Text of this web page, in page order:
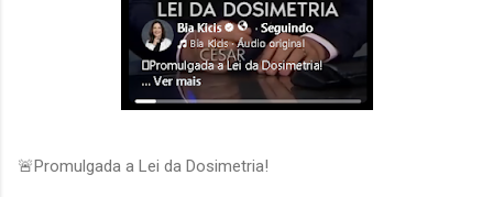
🚨Promulgada a Lei da Dosimetria!